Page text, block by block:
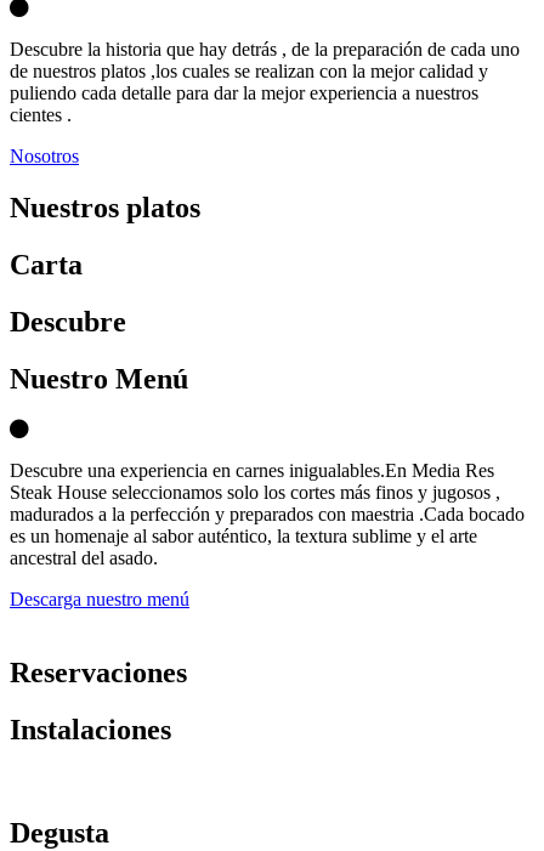
Descubre la historia que hay detrás , de la preparación de cada uno
de nuestros platos ,los cuales se realizan con la mejor calidad y
puliendo cada detalle para dar la mejor experiencia a nuestros
cientes .
Nosotros
Nuestros platos
Carta
Descubre
Nuestro Menú
Descubre una experiencia en carnes inigualables.En Media Res
Steak House seleccionamos solo los cortes más finos y jugosos ,
madurados a la perfección y preparados con maestria .Cada bocado
es un homenaje al sabor auténtico, la textura sublime y el arte
ancestral del asado.
Descarga nuestro menú
Reservaciones
Instalaciones
Degusta